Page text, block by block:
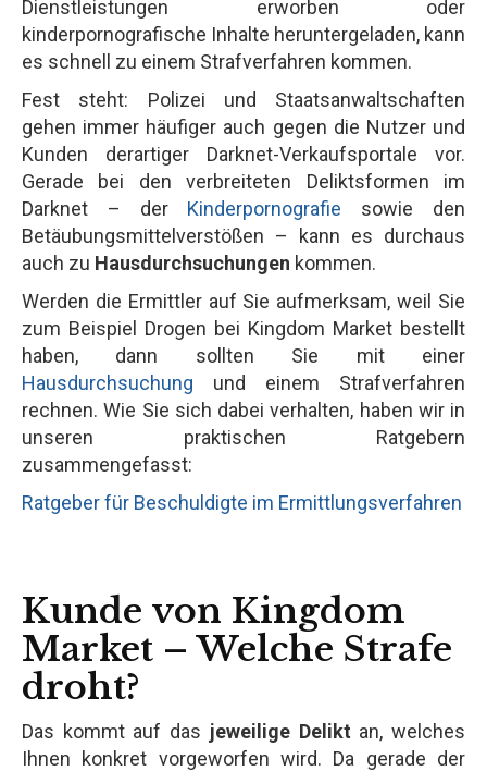
Dienstleistungen erworben oder
kinderpornografische Inhalte heruntergeladen, kann
es schnell zu einem Strafverfahren kommen.
Fest steht: Polizei und Staatsanwaltschaften
gehen immer häufiger auch gegen die Nutzer und
Kunden derartiger Darknet-Verkaufsportale vor.
Gerade bei den verbreiteten Deliktsformen im
Darknet – der Kinderpornografie sowie den
Betäubungsmittelverstößen – kann es durchaus
auch zu Hausdurchsuchungen kommen.
Werden die Ermittler auf Sie aufmerksam, weil Sie
zum Beispiel Drogen bei Kingdom Market bestellt
haben, dann sollten Sie mit einer
Hausdurchsuchung und einem Strafverfahren
rechnen. Wie Sie sich dabei verhalten, haben wir in
unseren praktischen Ratgebern
zusammengefasst:
Ratgeber für Beschuldigte im Ermittlungsverfahren
Kunde von Kingdom
Market – Welche Strafe
droht?
Das kommt auf das jeweilige Delikt an, welches
Ihnen konkret vorgeworfen wird. Da gerade der